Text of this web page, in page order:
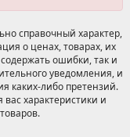
справочный характер,
о ценах, товарах, их
ошибки, так и
уведомления, и
каких-либо претензий.
характеристики и